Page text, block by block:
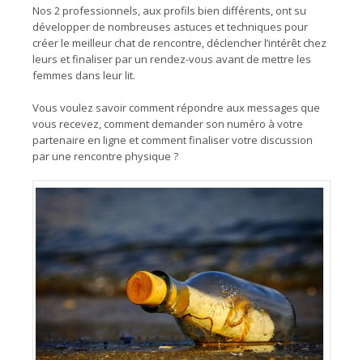
Nos 2 professionnels, aux profils bien différents, ont su
développer de nombreuses astuces et techniques pour
créer le meilleur chat de rencontre, déclencher l’intérêt chez
leurs et finaliser par un rendez-vous avant de mettre les
femmes dans leur lit.
Vous voulez savoir comment répondre aux messages que
vous recevez, comment demander son numéro à votre
partenaire en ligne et comment finaliser votre discussion
par une rencontre physique ?